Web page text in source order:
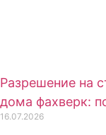
Разрешение на
дома фахверк:
16.07.2026